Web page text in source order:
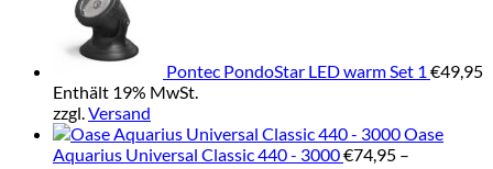
Pontec PondoStar LED warm Set 1 €49,95
Enthält 19% MwSt.
zzgl.Versand
Oase
Aquarius Universal Classic 440 - 3000€74,95 –